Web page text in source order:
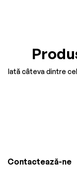
Iată câteva dintre
Contactează-ne